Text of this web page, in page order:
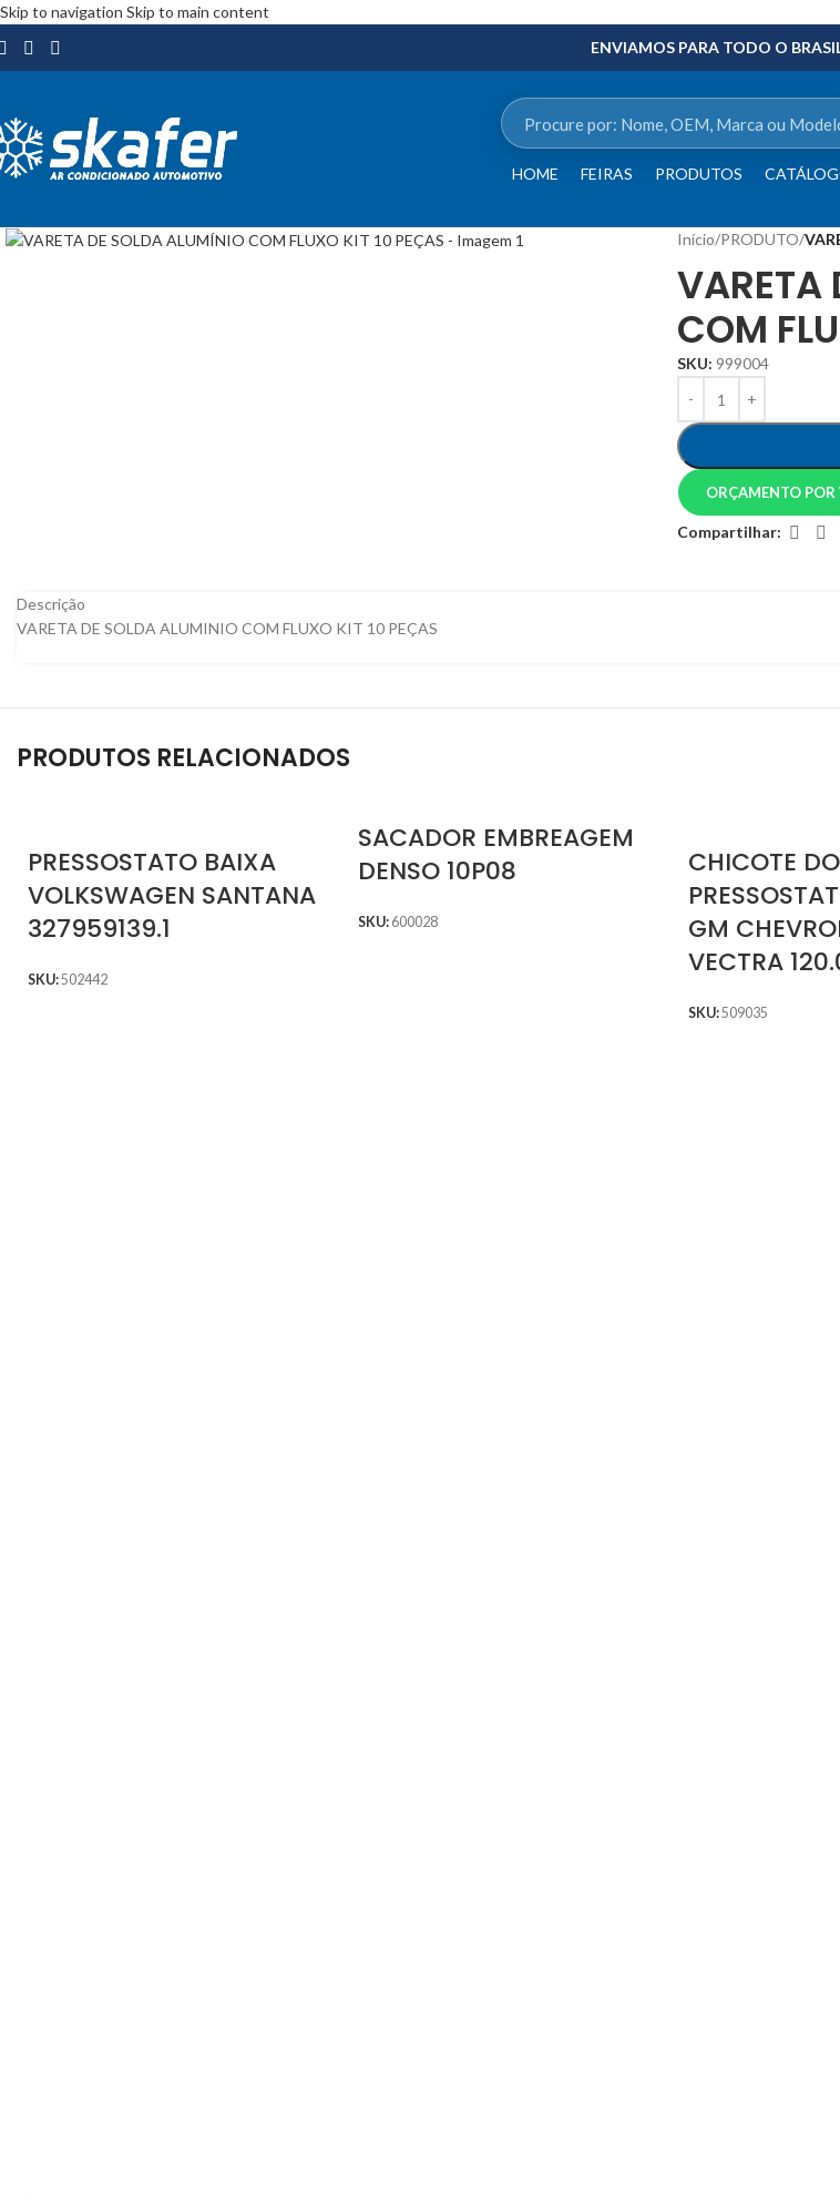
Skip to navigation Skip to main content
ENVIAMOS PARA TODO O
HOME FEIRAS PRODUTOS
Início/PRODUTO/
VARETA
COM
SKU: 999004
ORÇAMENTO
Compartilhar:
Descrição
VARETA DE SOLDA ALUMINIO COM FLUXO KIT 10 PEÇAS
PRODUTOS RELACIONADOS
PRESSOSTATO BAIXA
VOLKSWAGEN SANTANA
327959139.1
SKU:502442
SACADOR EMBREAGEM
DENSO 10P08
SKU: 600028
CHICOTE DO
GM
VECTRA
SKU:509035